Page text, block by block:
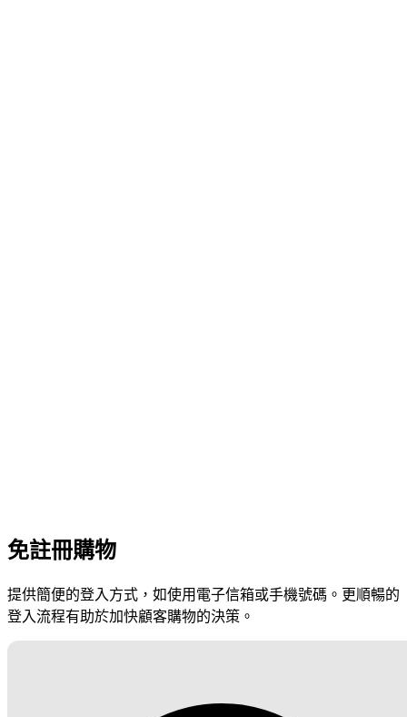
免註冊購物
提供簡便的登入方式，如使用電子信箱或手機號碼。更順暢的
登入流程有助於加快顧客購物的決策。